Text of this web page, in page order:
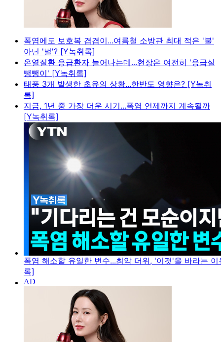
폭염에도 보호복 겹겹이...여름철 소방관 최대 적은 '불'
아닌 '벌'? [Y녹취록]
온열질환 응급환자 늘어나는데...현장은 여전히 '응급실
뺑뺑이' [Y녹취록]
태풍 3개 발생한 초유의 상황...한반도 영향은? [Y녹취
록]
지금, 1년 중 가장 더운 시기...폭염 언제까지 계속될까
[Y녹취록]
폭염 해소할 유일한 변수...최악 더위, '이것'을 바라는
록]